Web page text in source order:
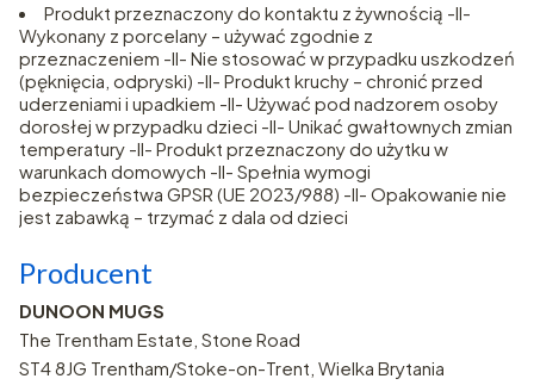
Produkt przeznaczony do kontaktu z żywnością -II-
Wykonany z porcelany – używać zgodnie z
przeznaczeniem -II- Nie stosować w przypadku uszkodzeń
(pęknięcia, odpryski) -II- Produkt kruchy – chronić przed
uderzeniami i upadkiem -II- Używać pod nadzorem osoby
dorosłej w przypadku dzieci -II- Unikać gwałtownych zmian
temperatury -II- Produkt przeznaczony do użytku w
warunkach domowych -II- Spełnia wymogi
bezpieczeństwa GPSR (UE 2023/988) -II- Opakowanie nie
jest zabawką – trzymać z dala od dzieci
Producent
DUNOON MUGS
The Trentham Estate, Stone Road
ST4 8JG Trentham/Stoke-on-Trent, Wielka Brytania